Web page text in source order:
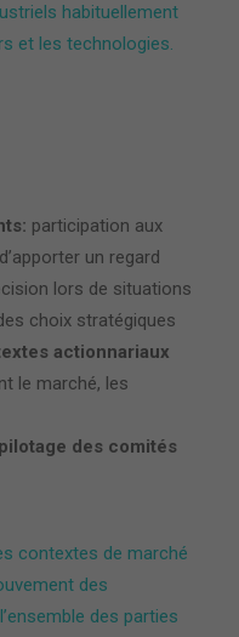
habituellement
et les technologies.
participation aux
un regard
lors de situations
choix stratégiques
actionnariaux
le marché, les
des comités
contextes de marché
des
des parties